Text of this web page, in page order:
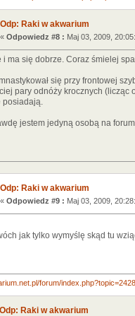
Odp: Raki w akwarium
« Odpowiedz #8 : Maj 03, 2009,
i ma się dobrze. Coraz śmielej
się przy frontowej
pary odnóży krocznych
posiadają.
jestem jedyną osobą na
Odp: Raki w akwarium
« Odpowiedz #9 : Maj 03, 2009,
jak tylko wymyślę skąd tu
forum/
Odp: Raki w akwarium